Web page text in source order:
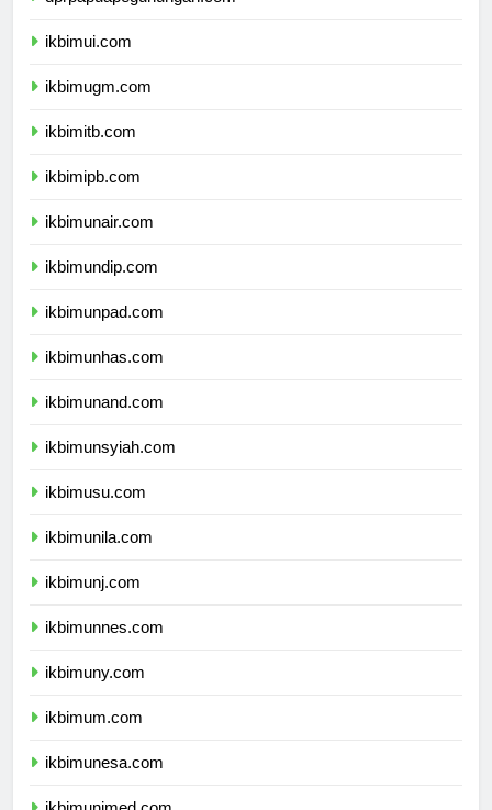
ikbimui.com
ikbimugm.com
ikbimitb.com
ikbimipb.com
ikbimunair.com
ikbimundip.com
ikbimunpad.com
ikbimunhas.com
ikbimunand.com
ikbimunsyiah.com
ikbimusu.com
ikbimunila.com
ikbimunj.com
ikbimunnes.com
ikbimuny.com
ikbimum.com
ikbimunesa.com